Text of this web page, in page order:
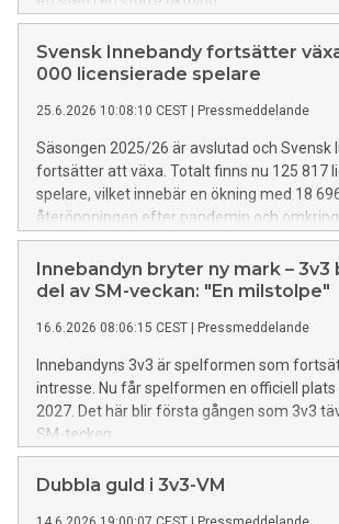
Svensk Innebandy fortsätter
000 licensierade spelare
25.6.2026 10:08:10 CEST Pressmeddelande
Säsongen 2025/26 är avslutad och Svensk
fortsätter att växa. Totalt finns nu 125 817
spelare, vilket innebär en ökning med 18
återöppningen efter pandemin och
föregående säsong.
Innebandyn bryter ny mark –
del av SM-veckan: "En milstolpe"
16.6.2026 08:06:15 CEST Pressmeddelande
Innebandyns 3v3 är spelformen som
intresse. Nu får spelformen en officiell plats
2027. Det här blir första gången som 3v3
SM-tecken.
Dubbla guld i 3v3-VM